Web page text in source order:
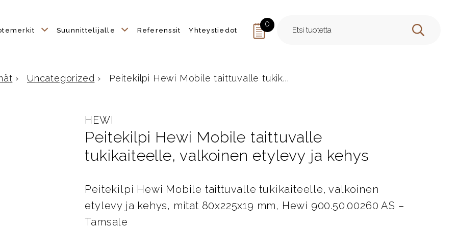
Suunnittelijalle Referenssit Yhteystiedot
0
HAE
› Uncategorized › Peitekilpi Hewi Mobile taittuvalle tukik...
HEWI
Peitekilpi Hewi Mobile taittuvalle
tukikaiteelle, valkoinen etylevy ja kehys
Peitekilpi Hewi Mobile taittuvalle tukikaiteelle, valkoinen
etylevy ja kehys, mitat 80x225x19 mm, Hewi 900.50.00260 AS –
Tamsale